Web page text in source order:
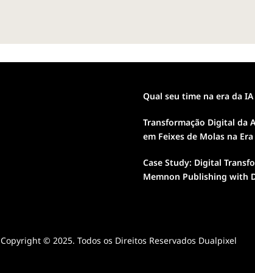
Qual seu time na era da
Transformação Digital da
em Feixes de Molas na
Case Study: Digital
Memnon Publishing with
Copyright © 2025. Todos os Direitos Reservados Dualpixel